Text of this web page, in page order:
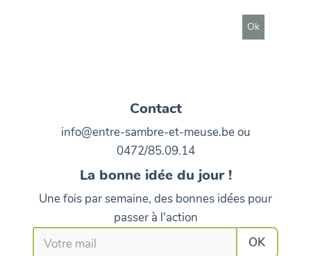
Contact
info@entre-sambre-et-meuse.be ou
0472/85.09.14
La bonne idée du jour !
Une fois par semaine, des bonnes idées pour
passer à l'action